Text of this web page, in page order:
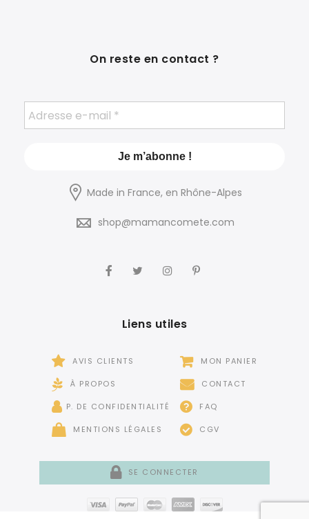
On reste en contact ?
Made in France, en Rhône-Alpes
shop@mamancomete.com
Liens utiles
AVIS CLIENTS
À PROPOS
P. DE CONFIDENTIALITÉ
MENTIONS LÉGALES
MON PANIER
CONTACT
FAQ
CGV
SE CONNECTER